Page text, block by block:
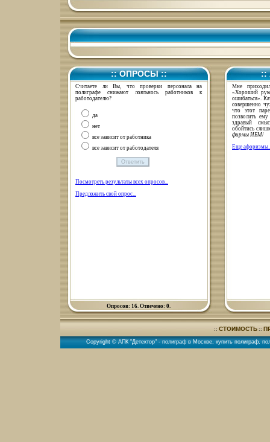
:: ОПРОСЫ ::
Считаете ли Вы, что проверки персонала на
полиграфе снижают лояльнось работников к
работодателю?
да
нет
все зависит от работника
все зависит от работодателя
Посмотреть результаты всех опросов...
Предложить свой опрос...
Опросов: 16. Отвечено: 0.
::
Мне
«Хороший
ошибаться».
совершенно
что этот
позволить
здравый
обойтись
фирмы ИБМ/
Еще
:: СТОИМОСТЬ::
Copyright © АПК "Детектор" - полиграф в Москве, купить полиграф,